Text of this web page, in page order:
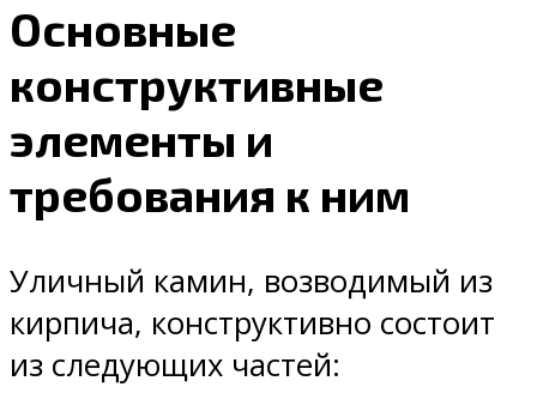
Основные
конструктивные
элементы и
требования к ним
Уличный камин, возводимый из
кирпича, конструктивно состоит
из следующих частей: